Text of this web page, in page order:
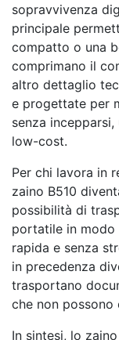
sopravvivenza
principale
compatto o una
comprimano il
altro dettaglio
e progettate per
senza
low-cost.
Per chi lavora in
zaino B510
possibilità di
portatile in modo
rapida e senza
in precedenza
trasportano
che non possono
In sintesi, lo